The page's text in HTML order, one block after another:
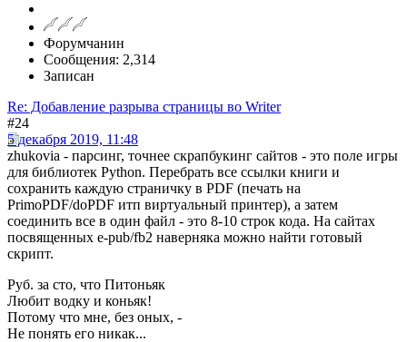
Форумчанин
Сообщения: 2,314
Записан
Re: Добавление разрыва страницы во Writer
#24
5 декабря 2019, 11:48
zhukovia - парсинг, точнее скрапбукинг сайтов - это поле игры
для библиотек Python. Перебрать все ссылки книги и
сохранить каждую страничку в PDF (печать на
PrimoPDF/doPDF итп виртуальный принтер), а затем
соединить все в один файл - это 8-10 строк кода. На сайтах
посвященных e-pub/fb2 наверняка можно найти готовый
скрипт.
Руб. за сто, что Питоньяк
Любит водку и коньяк!
Потому что мне, без оных, -
Не понять его никак...